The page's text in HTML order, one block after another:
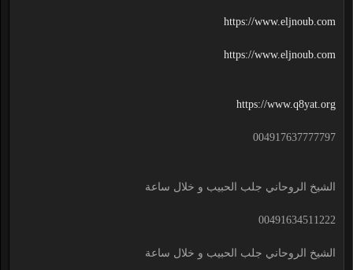
https://www.eljnoub.com
https://www.eljnoub.com
https://www.q8yat.org
004917637777797
الشيخ الروحاني جلب الحبيب و خلال ساعة
00491634511222
الشيخ الروحاني جلب الحبيب و خلال ساعة